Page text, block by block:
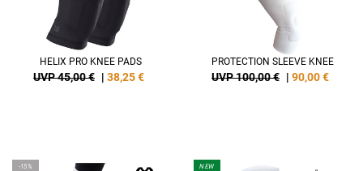
HELIX PRO KNEE PADS
UVP 45,00 € | 38,25€
PROTECTION SLEEVE KNEE
UVP 100,00 € | 90,00€
-15% NEW